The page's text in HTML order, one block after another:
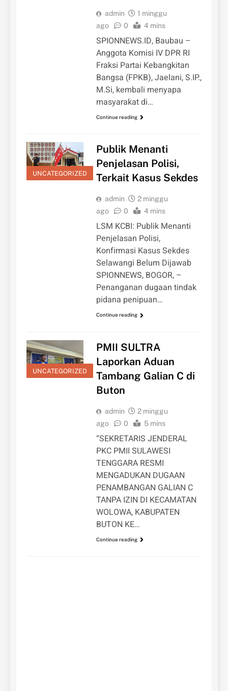
admin
1 minggu
ago
0 4 mins
SPIONNEWS.ID, Baubau –
Anggota Komisi IV DPR RI
Fraksi Partai Kebangkitan
Bangsa (FPKB), Jaelani, S.IP.,
M.Si, kembali menyapa
masyarakat di…
Continue reading
UNCATEGORIZED
Publik Menanti
Penjelasan Polisi,
Terkait Kasus Sekdes
admin
2 minggu
ago
0 4 mins
LSM KCBI: Publik Menanti
Penjelasan Polisi,
Konfirmasi Kasus Sekdes
Selawangi Belum Dijawab
SPIONNEWS, BOGOR, –
Penanganan dugaan tindak
pidana penipuan…
Continue reading
UNCATEGORIZED
PMII SULTRA
Laporkan Aduan
Tambang Galian C di
Buton
admin
2 minggu
ago
0 5 mins
“SEKRETARIS JENDERAL
PKC PMII SULAWESI
TENGGARA RESMI
MENGADUKAN DUGAAN
PENAMBANGAN GALIAN C
TANPA IZIN DI KECAMATAN
WOLOWA, KABUPATEN
BUTON KE…
Continue reading